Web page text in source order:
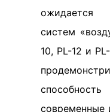
ожидается
систем
10, PL-12 и
современные